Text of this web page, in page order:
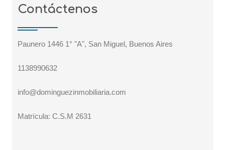
Contáctenos
Paunero 1446 1° "A", San Miguel, Buenos Aires
1138990632
info@dominguezinmobiliaria.com
Matrícula: C.S.M 2631